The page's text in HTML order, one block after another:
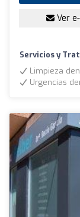
Ver
Servicios y
Limpieza
Urgencias